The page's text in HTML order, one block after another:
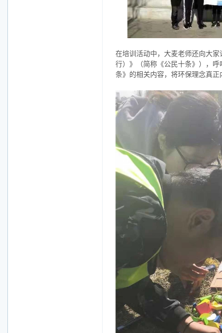
在培训活动中，大麦老师还向大
行）》（简称《公民十条》），
条》的相关内容，将环保理念真